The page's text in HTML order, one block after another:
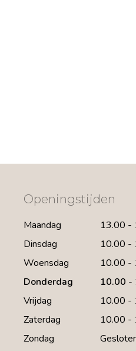
Openingstijden
Maandag
13.00 -
Dinsdag
10.00 -
Woensdag
10.00 -
Donderdag
10.00 -
Vrijdag
10.00 -
Zaterdag
10.00 -
Zondag